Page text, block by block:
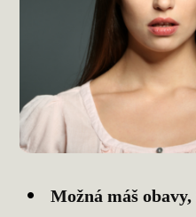
Možná máš obavy,